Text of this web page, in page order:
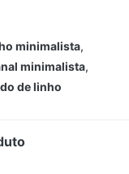
minimalista,
minimalista,
de linho